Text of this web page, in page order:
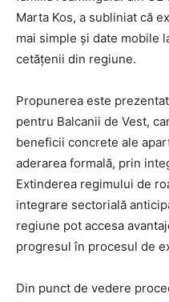
Marta Kos, a subliniat că
mai simple și date mobile
cetățenii din regiune.
Propunerea este
pentru Balcanii de Vest,
beneficii concrete ale
aderarea formală, prin
Extinderea regimului de
integrare sectorială
regiune pot accesa
progresul în procesul de
Din punct de vedere